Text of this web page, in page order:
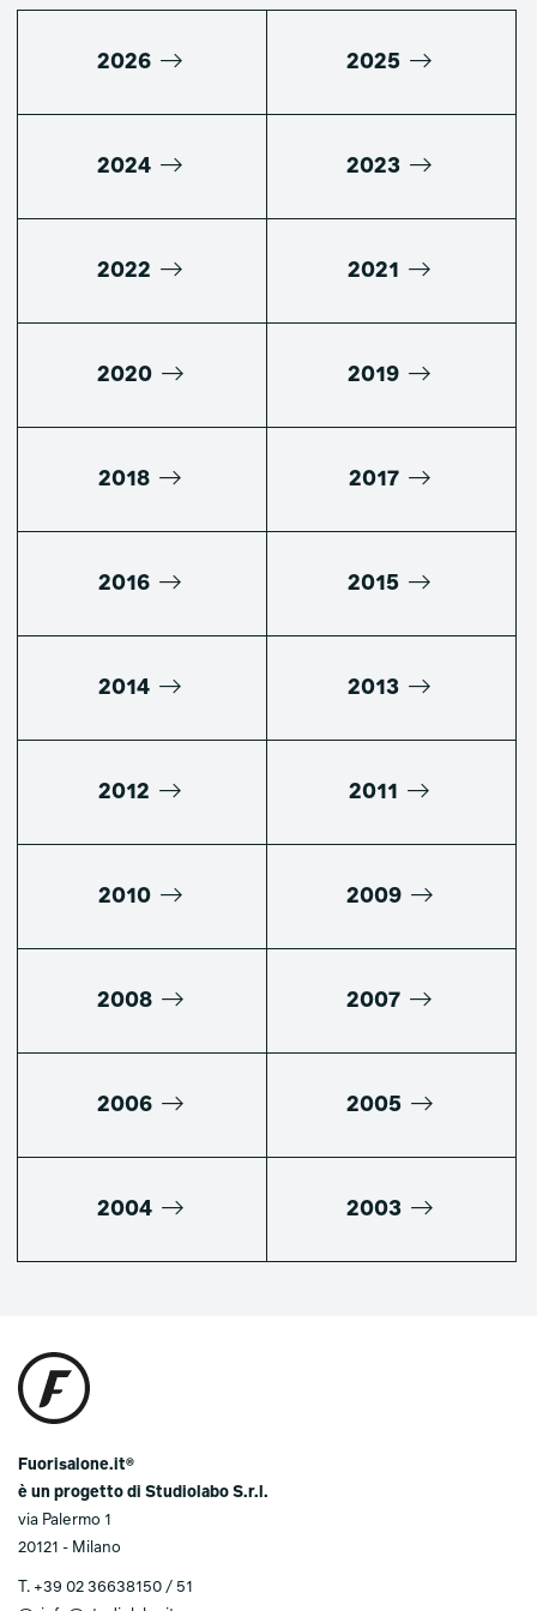
2026 2025
2024 2023
2022 2021
2020 2019
2018 2017
2016 2015
2014 2013
2012 2011
2010 2009
2008 2007
2006 2005
2004 2003
Fuorisalone.it®
è un progetto di Studiolabo S.r.l.
via Palermo 1
20121 - Milano
T. +39 02 36638150 / 51